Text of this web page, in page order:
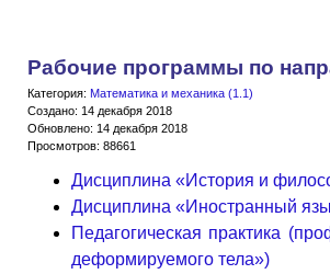
Рабочие программы по
Категория: Математика и механика (1.1)
Создано: 14 декабря 2018
Обновлено: 14 декабря 2018
Просмотров: 88661
Дисциплина «История и
Дисциплина «Иностранный
Педагогическая практика
деформируемого тела»)